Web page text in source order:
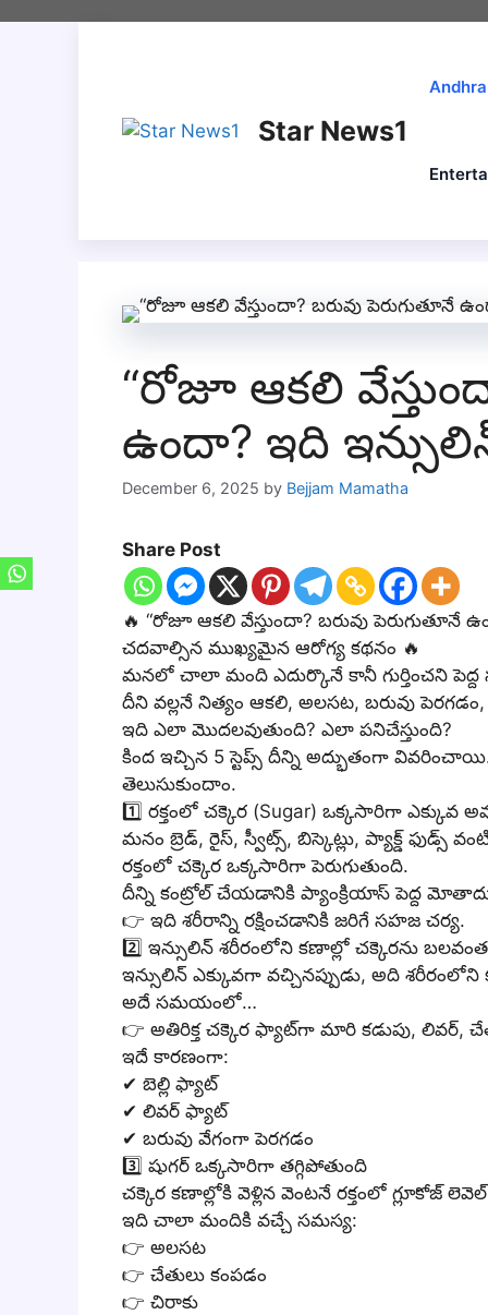
Star News1
“రోజూ ఆకలి
ఉందా? ఇది
December 6, 2025 by Bejjam Mamatha
Share Post
🔥 “రోజూ ఆకలి వేస్తుందా? బరువు పెరుగుతూనే
చదవాల్సిన ముఖ్యమైన ఆరోగ్య కథనం 🔥
మనలో చాలా మంది ఎదుర్కొనే కానీ గుర్తించని పెద్ద
దీని వల్లనే నిత్యం ఆకలి, అలసట, బరువు
ఇది ఎలా మొదలవుతుంది? ఎలా పనిచేస్తుంది?
కింద ఇచ్చిన 5 స్టెప్స్ దీన్ని అద్భుతంగా
తెలుసుకుందాం.
1️⃣ రక్తంలో చక్కెర (Sugar) ఒక్కసారిగా ఎక్కువ
మనం బ్రెడ్, రైస్, స్వీట్స్, బిస్కెట్లు, ప్యాక్డ్ ఫుడ్స్
రక్తంలో చక్కెర ఒక్కసారిగా పెరుగుతుంది.
దీన్ని కంట్రోల్ చేయడానికి ప్యాంక్రియాస్ పెద్ద
👉 ఇది శరీరాన్ని రక్షించడానికి జరిగే సహజ చర్య.
2️⃣ ఇన్సులిన్ శరీరంలోని కణాల్లో చక్కెరను
ఇన్సులిన్ ఎక్కువగా వచ్చినప్పుడు, అది
అదే సమయంలో…
👉 అతిరిక్త చక్కెర ఫ్యాట్‌గా మారి కడుపు, లివర్,
ఇదే కారణంగా:
✔ బెల్లి ఫ్యాట్
✔ లివర్ ఫ్యాట్
✔ బరువు వేగంగా పెరగడం
3️⃣ షుగర్ ఒక్కసారిగా తగ్గిపోతుంది
చక్కెర కణాల్లోకి వెళ్లిన వెంటనే రక్తంలో గ్లూకోజ్
ఇది చాలా మందికి వచ్చే సమస్య:
👉 అలసట
👉 చేతులు కంపడం
👉 చిరాకు